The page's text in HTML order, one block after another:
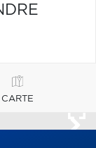
CARTE